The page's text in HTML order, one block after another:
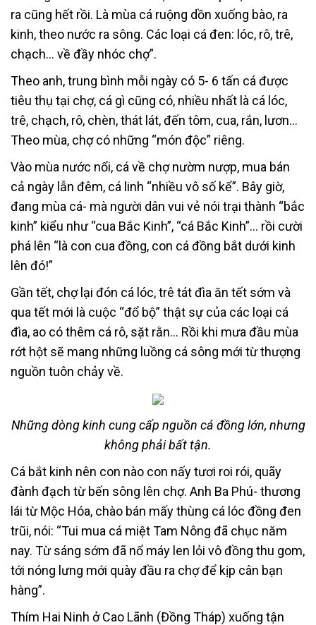
ra cũng hết rồi. Là mùa cá ruộng dồn xuống bào, ra
kinh, theo nước ra sông. Các loại cá đen: lóc, rô, trê,
chạch… về đầy nhóc chợ”.
Theo anh, trung bình mỗi ngày có 5- 6 tấn cá được
tiêu thụ tại chợ, cá gì cũng có, nhiều nhất là cá lóc,
trê, chạch, rô, chèn, thát lát, đến tôm, cua, rắn, lươn…
Theo mùa, chợ có những “món độc” riêng.
Vào mùa nước nổi, cá về chợ nườm nượp, mua bán
cả ngày lẫn đêm, cá linh “nhiều vô số kể”. Bây giờ,
đang mùa cá- mà người dân vui vẻ nói trại thành “bắc
kinh” kiểu như “cua Bắc Kinh”, “cá Bắc Kinh”… rồi cười
phá lên “là con cua đồng, con cá đồng bắt dưới kinh
lên đó!”
Gần tết, chợ lại đón cá lóc, trê tát đìa ăn tết sớm và
qua tết mới là cuộc “đổ bộ” thật sự của các loại cá
đìa, ao có thêm cá rô, sặt rằn… Rồi khi mưa đầu mùa
rớt hột sẽ mang những luồng cá sông mới từ thượng
nguồn tuôn chảy về.
Những dòng kinh cung cấp nguồn cá đồng lớn, nhưng
không phải bất tận.
Cá bắt kinh nên con nào con nấy tươi roi rói, quãy
đành đạch từ bến sông lên chợ. Anh Ba Phú- thương
lái từ Mộc Hóa, chào bán mấy thùng cá lóc đồng đen
trũi, nói: “Tui mua cá miệt Tam Nông đã chục năm
nay. Từ sáng sớm đã nổ máy len lỏi vô đồng thu gom,
tới nóng lưng mới quày đầu ra chợ để kịp cân bạn
hàng”.
Thím Hai Ninh ở Cao Lãnh (Đồng Tháp) xuống tận